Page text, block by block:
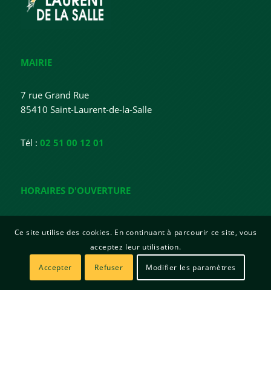
MAIRIE
7 rue Grand Rue
85410 Saint-Laurent-de-la-Salle
Tél : 02 51 00 12 01
HORAIRES D'OUVERTURE
Mardi : 15h - 18h
Mercredi : Fermée
Jeudi : 10h - 12h / 15h - 19h
Vendredi : 15h - 17h
Ce site utilise des cookies. En continuant à parcourir ce site, vous
acceptez leur utilisation.
Accepter
Refuser Modifier les paramètres